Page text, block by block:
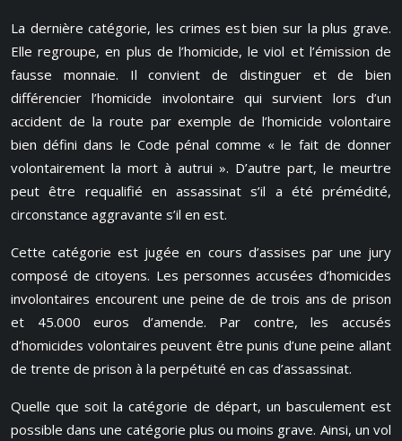
La dernière catégorie, les crimes est bien sur la plus grave.
Elle regroupe, en plus de l’homicide, le viol et l’émission de
fausse monnaie. Il convient de distinguer et de bien
différencier l’homicide involontaire qui survient lors d’un
accident de la route par exemple de l’homicide volontaire
bien défini dans le Code pénal comme « le fait de donner
volontairement la mort à autrui ». D’autre part, le meurtre
peut être requalifié en assassinat s’il a été prémédité,
circonstance aggravante s’il en est.
Cette catégorie est jugée en cours d’assises par une jury
composé de citoyens. Les personnes accusées d’homicides
involontaires encourent une peine de de trois ans de prison
et 45.000 euros d’amende. Par contre, les accusés
d’homicides volontaires peuvent être punis d’une peine allant
de trente de prison à la perpétuité en cas d’assassinat.
Quelle que soit la catégorie de départ, un basculement est
possible dans une catégorie plus ou moins grave. Ainsi, un vol